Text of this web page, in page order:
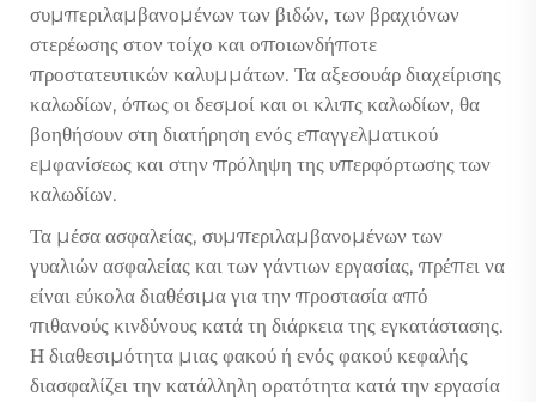
συμπεριλαμβανομένων των βιδών, των βραχιόνων
στερέωσης στον τοίχο και οποιωνδήποτε
προστατευτικών καλυμμάτων. Τα αξεσουάρ διαχείρισης
καλωδίων, όπως οι δεσμοί και οι κλιπς καλωδίων, θα
βοηθήσουν στη διατήρηση ενός επαγγελματικού
εμφανίσεως και στην πρόληψη της υπερφόρτωσης των
καλωδίων.
Τα μέσα ασφαλείας, συμπεριλαμβανομένων των
γυαλιών ασφαλείας και των γάντιων εργασίας, πρέπει να
είναι εύκολα διαθέσιμα για την προστασία από
πιθανούς κινδύνους κατά τη διάρκεια της εγκατάστασης.
Η διαθεσιμότητα μιας φακού ή ενός φακού κεφαλής
διασφαλίζει την κατάλληλη ορατότητα κατά την εργασία